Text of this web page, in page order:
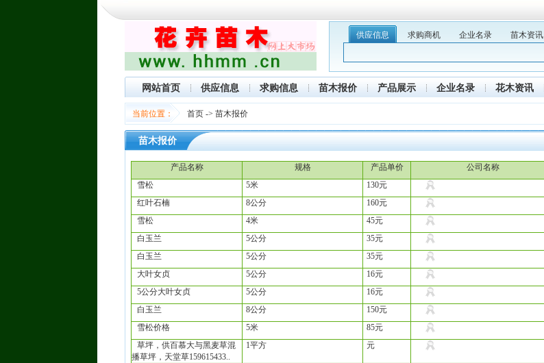
供应信息 求购商机 企业名录 苗木资讯
网站首页 供应信息 求购信息 苗木报价 产品展示 企业名录 花木资讯
当前位置： 首页 -> 苗木报价
苗木报价
产品名称 规格 产品单价 公司名称
雪松
5米 130元
红叶石楠
8公分 160元
雪松
4米 45元
白玉兰
5公分 35元
白玉兰
5公分 35元
大叶女贞
5公分 16元
5公分大叶女贞
5公分 16元
白玉兰
8公分 150元
雪松价格
5米 85元
草坪，供百慕大与黑麦草混
播草坪，天堂草159615433..
1平方 元